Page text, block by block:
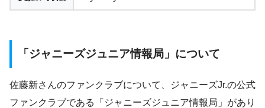
「ジャニーズジュニア情報局」について
佐藤新さんのファンクラブについて、ジャニーズJr.の公式
ファンクラブである「ジャニーズジュニア情報局」があり